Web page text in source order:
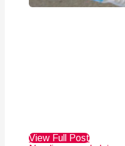
View Full Post